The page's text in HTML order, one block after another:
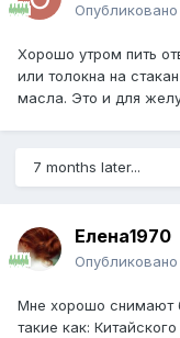
Опубликовано
Хорошо утром пить
или толокна на
масла. Это и для
7 months later...
Елена1970
Опубликовано
Мне хорошо снимают
такие как: